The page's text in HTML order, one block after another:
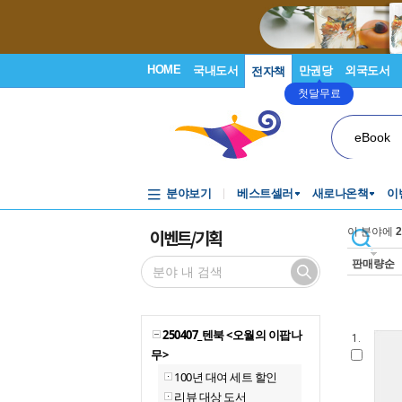
HOME 국내도서 전자책 만권당
첫달무료
외국도서
eBook
분야보기 베스트셀러 새로나온책 이
이벤트/기획
250407_텐북 <오월의 이팝나
무>
100년 대여 세트 할인
리뷰 대상 도서
이 분야에 2
판매량순
1.